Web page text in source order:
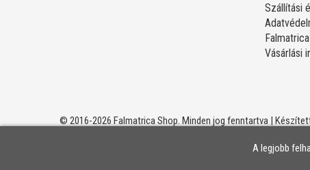
Szállítási
Vásárlási
© 2016-2026 Falmatrica Shop. Minden jog fenntartva |
A legjobb